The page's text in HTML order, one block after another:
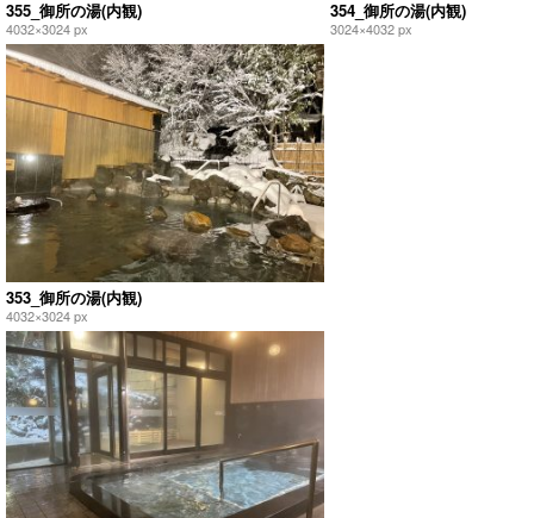
355_御所の湯(内観)
4032×3024 px
354_御所の湯(内観)
3024×4032 px
353_御所の湯(内観)
4032×3024 px